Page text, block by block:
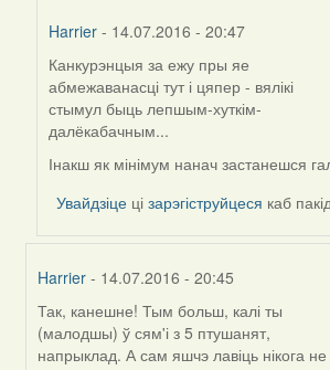
Harrier - 14.07.2016 - 20:47
In
reply
to
by
Viachaslav
Канкурэнцыя за ежу пры яе
абмежаванасці тут і цяпер - вялікі
стымул быць лепшым-хуткім-
далёкабачным...
Інакш як мінімум нанач застанешся
Увайдзіце цізарэгіструйцеся каб
Harrier - 14.07.2016 - 20:45
In
reply
to
Так, канешне! Тым больш, калі ты
(малодшы) ў сям'і з 5 птушанят,
напрыклад. А сам яшчэ лавіць нікога не